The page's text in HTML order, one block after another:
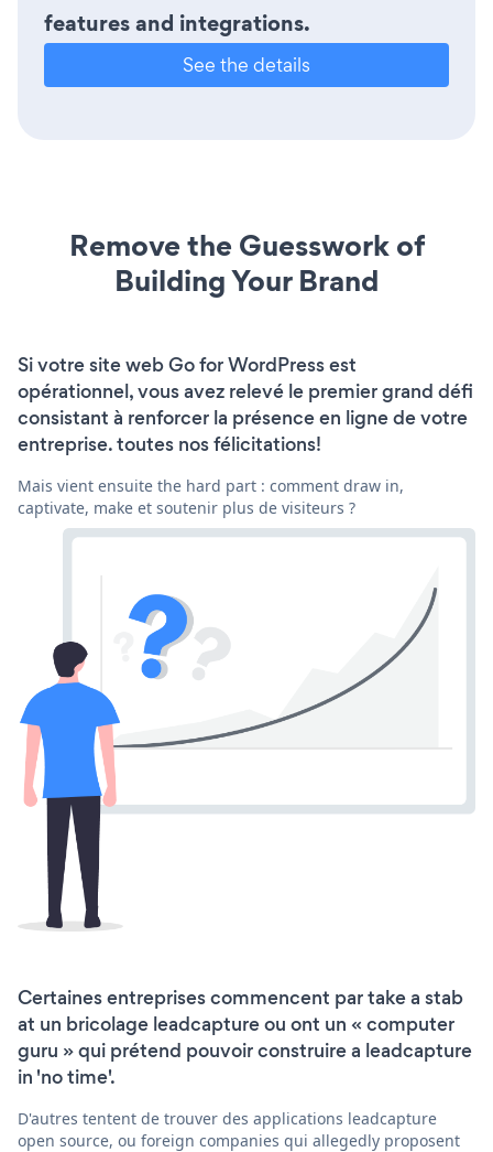
features and integrations.
See the details
Remove the Guesswork of
Building Your Brand
Si votre site web Go for WordPress est
opérationnel, vous avez relevé le premier grand défi
consistant à renforcer la présence en ligne de votre
entreprise. toutes nos félicitations!
Mais vient ensuite the hard part : comment draw in,
captivate, make et soutenir plus de visiteurs ?
Certaines entreprises commencent par take a stab
at un bricolage leadcapture ou ont un « computer
guru » qui prétend pouvoir construire a leadcapture
in 'no time'.
D'autres tentent de trouver des applications leadcapture
open source, ou foreign companies qui allegedly proposent